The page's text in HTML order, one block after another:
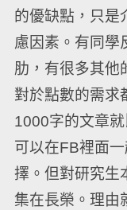
的優缺點，只是
慮因素。有同學
肋，有很多其他
對於點數的需求
1000字的文章
可以在FB裡面
擇。但對研究生
集在長榮。理由